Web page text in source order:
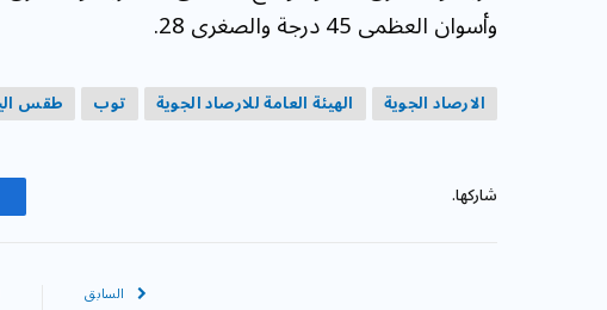
وأسوان العظمى 45 درجة والصغرى 28.
الارصاد الجوية الهيئة العامة للارصاد الجوية توب طقس
شاركها.
السابق